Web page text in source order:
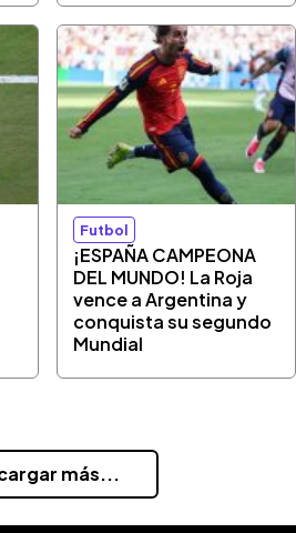
Futbol
¡ESPAÑA CAMPEONA
DEL MUNDO! La Roja
vence a Argentina y
conquista su segundo
Mundial
más...